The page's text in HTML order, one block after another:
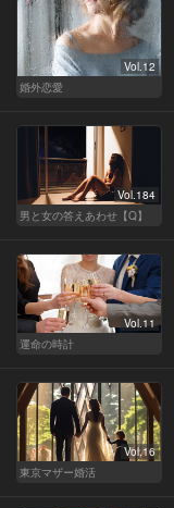
Vol.12
婚外恋愛
Vol.184
男と女の答えあわせ【Q】
Vol.11
運命の時計
Vol.16
東京マザー婚活